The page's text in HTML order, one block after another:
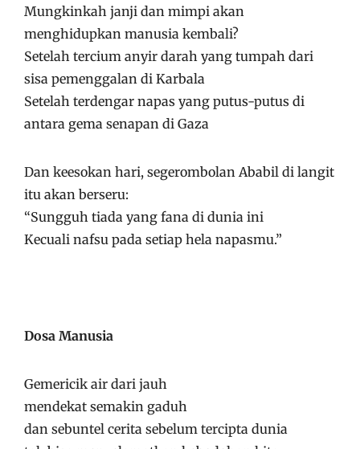
Mungkinkah janji dan mimpi akan
menghidupkan manusia kembali?
Setelah tercium anyir darah yang tumpah dari
sisa pemenggalan di Karbala
Setelah terdengar napas yang putus-putus di
antara gema senapan di Gaza
Dan keesokan hari, segerombolan Ababil di langit
itu akan berseru:
“Sungguh tiada yang fana di dunia ini
Kecuali nafsu pada setiap hela napasmu.”
Dosa Manusia
Gemericik air dari jauh
mendekat semakin gaduh
dan sebuntel cerita sebelum tercipta dunia